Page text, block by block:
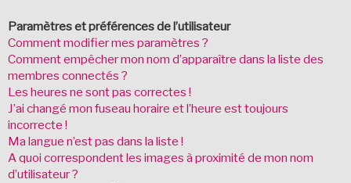
Paramètres et préférences de l’utilisateur
Comment modifier mes paramètres ?
Comment empêcher mon nom d’apparaître dans la liste des
membres connectés ?
Les heures ne sont pas correctes !
J’ai changé mon fuseau horaire et l’heure est toujours
incorrecte !
Ma langue n’est pas dans la liste !
A quoi correspondent les images à proximité de mon nom
d’utilisateur ?